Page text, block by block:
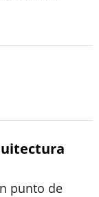
punto de